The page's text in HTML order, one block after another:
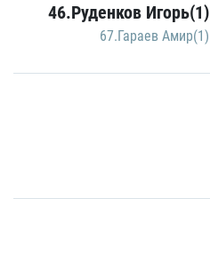
46.Руденков Игорь(1)
67.Гараев Амир(1)